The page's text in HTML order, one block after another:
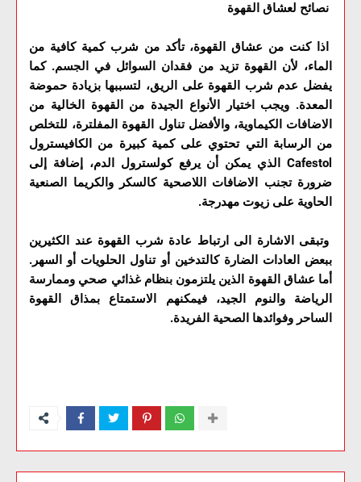
نصائح لعشاق القهوة
اذا كنت من عشاق القهوة، تأكد من شرب كمية كافية من
الماء، لأن القهوة تزيد من فقدان السوائل في الجسم. كما
يفضل عدم شرب القهوة على الريق، لتسببها بزيادة حموضة
المعدة. ويجب اختيار الأنواع الجيدة من القهوة الخالية من
الاضافات الكيماوية، والأفضل تناول القهوة المفلترة، للتخلص
من الرسابة التي تحتوي على كمية كبيرة من الكافيسترول
Cafestol الذي يمكن أن يرفع كولسترول الدم، إضافة إلى
ضرورة تجنب الاضافات اللاصحية كالسكر والكريما الصنعية
الحاوية على زيوت مهدرجة.
وتبقى الاشارة الى ارتباط عادة شرب القهوة عند الكثيرين
ببعض العادات الضارة كالتدخين أو تناول الحلويات أو السهر.
أما عشاق القهوة الذين يلتزمون بنظام غذائي صحي وممارسة
الرياضة والنوم الجيد، فيمكنهم الاستمتاع بمذاق القهوة
الساحر وفوائدها الصحية الفريدة.